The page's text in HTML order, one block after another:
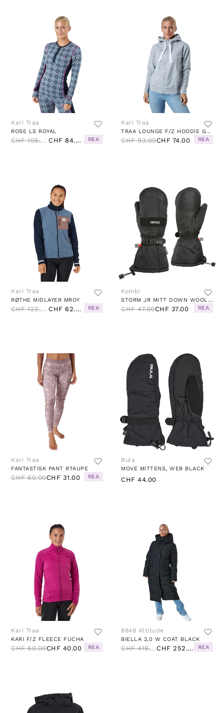
Kari Traa
ROSE LS ROYAL
CHF 105.00 CHF 84.00 REA
Kari Traa
TRAA LOUNGE F/Z HOODIE GREYM
CHF 93.00CHF 74.00 REA
Kari Traa
RØTHE MIDLAYER MROY
CHF 122.00 CHF 62.00 REA
Kombi
STORM JR MITT DOWN WOOL BLACK
CHF 47.00CHF 37.00 REA
Kari Traa
FANTASTISK PANT RTAUPE
CHF 60.00CHF 31.00 REA
Bula
MOVE MITTENS, WEB BLACK
CHF 44.00
Kari Traa
KARI F/Z FLEECE FUCHA
CHF 60.00CHF 40.00 REA
8848 Altitude
BIELLA 2,0 W COAT BLACK
CHF 418.00 CHF 252.00 REA